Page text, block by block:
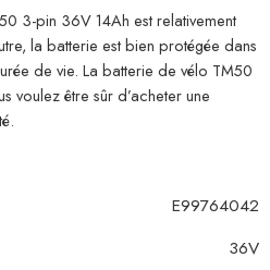
3-pin 36V 14Ah est relativement
la batterie est bien protégée dans
de vie. La batterie de vélo TM50
voulez être sûr d’acheter une
E99764042
36V